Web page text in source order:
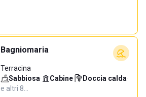
Bagniomaria
Terracina
Sabbiosa· Cabine· Doccia calda·
e altri 8…